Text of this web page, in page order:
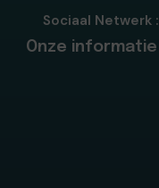
Sociaal Netwerk :
Onze informatie